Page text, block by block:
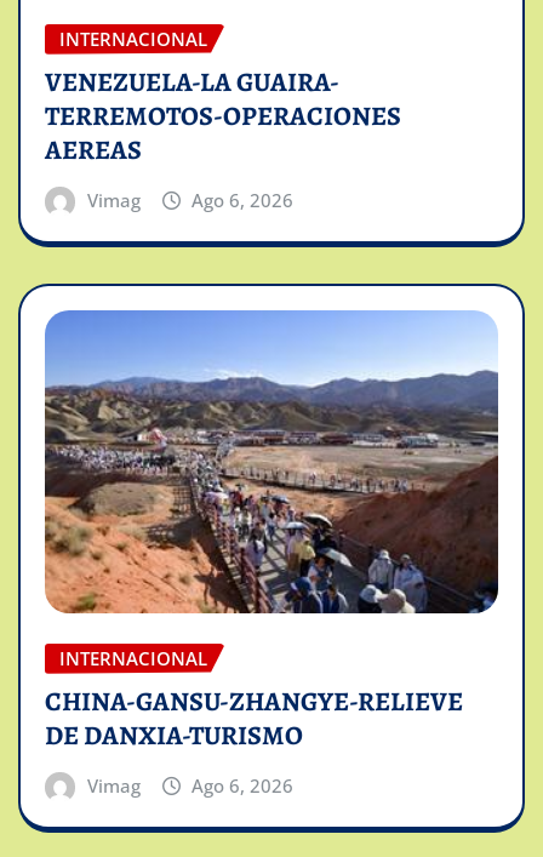
INTERNACIONAL
VENEZUELA-LA GUAIRA-
TERREMOTOS-OPERACIONES
AEREAS
Vimag Ago 6, 2026
INTERNACIONAL
CHINA-GANSU-ZHANGYE-RELIEVE
DE DANXIA-TURISMO
Vimag Ago 6, 2026